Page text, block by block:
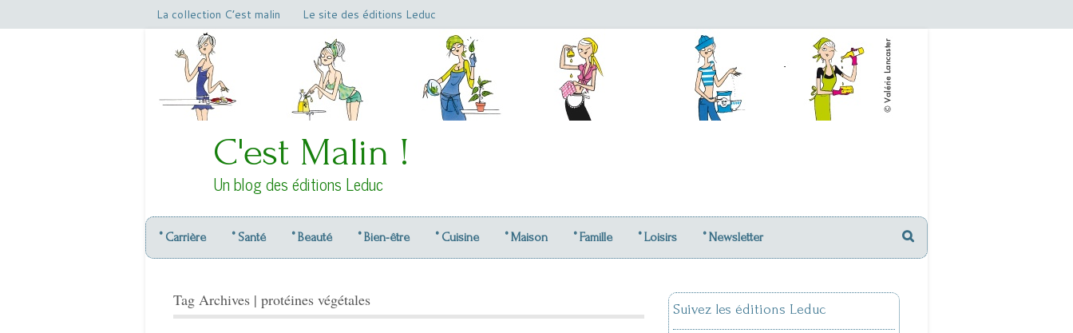
La collection C’est malin Le site des éditions Leduc
C'est Malin !
Un blog des éditions Leduc
° Carrière ° Santé ° Beauté ° Bien-être ° Cuisine ° Maison ° Famille ° Loisirs ° Newsletter
Tag Archives | protéines végétales
Suivez les éditions Leduc